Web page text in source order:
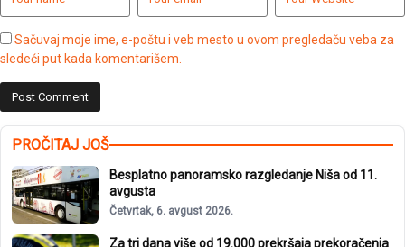
Sačuvaj moje ime, e-poštu i veb mesto u ovom pregledaču veba za
sledeći put kada komentarišem.
PROČITAJ JOŠ
Besplatno panoramsko razgledanje Niša od 11.
avgusta
Četvrtak, 6. avgust 2026.
Za tri dana više od 19.000 prekršaja prekoračenja